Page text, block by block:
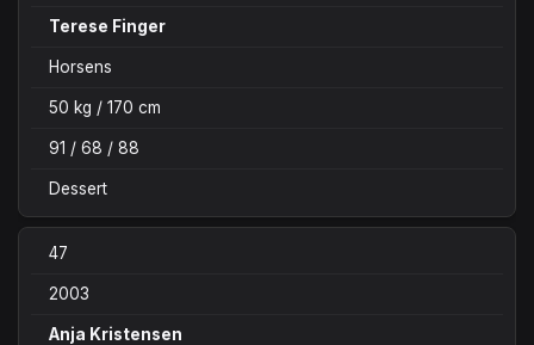
Terese Finger
Horsens
50 kg / 170 cm
91 / 68 / 88
Dessert
47
2003
Anja Kristensen